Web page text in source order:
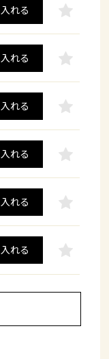
れる
れる
れる
れる
れる
れる